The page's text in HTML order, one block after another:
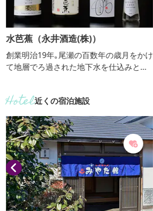
水芭蕉（永井酒造(株)）
創業明治19年｡尾瀬の百数年の歳月をかけ
て地層でろ過された地下水を仕込みとし
人の技と川場村の大自然､機械による温度
管理も取り入れ､古さと新しさを融合させ
醸し上げております｡
近くの宿泊施設